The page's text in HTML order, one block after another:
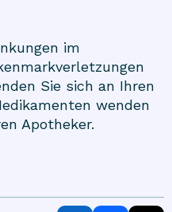
im
Sie sich an Ihren
wenden
Apotheker.